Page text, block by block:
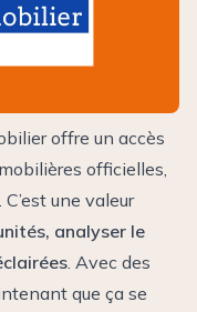
offre un accès
officielles,
une valeur
analyser le
. Avec des
que ça se